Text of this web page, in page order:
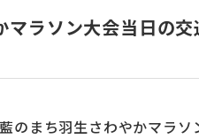
ラソン大会当日の
まち羽生さわやかマラソ